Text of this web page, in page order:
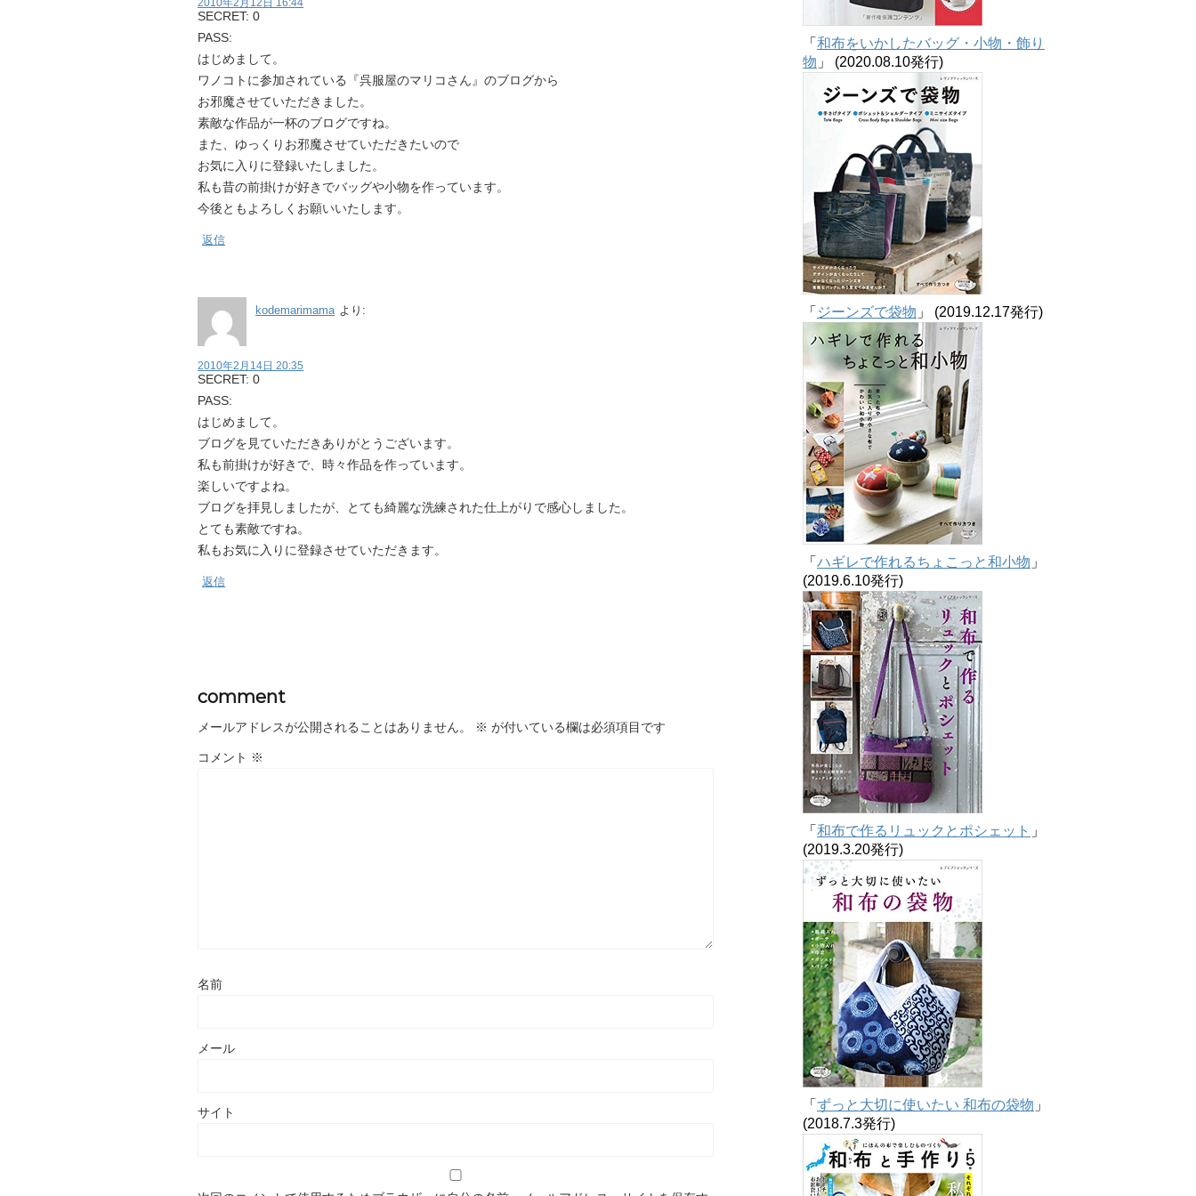
2010年2月12日 16:44
SECRET: 0
PASS:
はじめまして。
ワノコトに参加されている『呉服屋のマリコさん』のブログから
お邪魔させていただきました。
素敵な作品が一杯のブログですね。
また、ゆっくりお邪魔させていただきたいので
お気に入りに登録いたしました。
私も昔の前掛けが好きでバッグや小物を作っています。
今後ともよろしくお願いいたします。
返信
kodemarimama より:
2010年2月14日 20:35
SECRET: 0
PASS:
はじめまして。
ブログを見ていただきありがとうございます。
私も前掛けが好きで、時々作品を作っています。
楽しいですよね。
ブログを拝見しましたが、とても綺麗な洗練された仕上がりで感心しました。
とても素敵ですね。
私もお気に入りに登録させていただきます。
返信
comment
メールアドレスが公開されることはありません。 ※ が付いている欄は必須項目です
コメント ※
名前
メール
サイト
「 和布をいかしたバッグ・小物・飾り
物 」 (2020.08.10発行)
「 ジーンズで袋物 」 (2019.12.17発行)
「 ハギレで作れるちょこっと和小物 」
(2019.6.10発行)
「 和布で作るリュックとポシェット 」
(2019.3.20発行)
「 ずっと大切に使いたい 和布の袋物 」
(2018.7.3発行)